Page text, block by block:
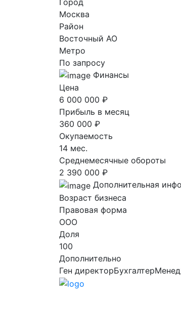
Москва
Район
Восточный AO
Метро
По запросу
Финансы
Цена
6 000 000 ₽
Прибыль в месяц
360 000 ₽
Окупаемость
14 мес.
Среднемесячные обороты
2 390 000 ₽
Дополнительная
Возраст бизнеса
Правовая форма
ООО
Доля
100
Дополнительно
Ген